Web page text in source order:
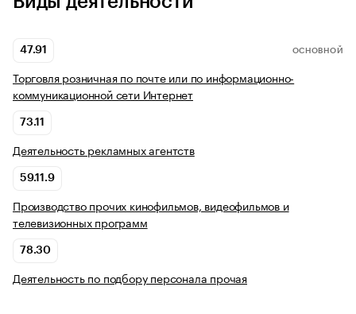
47.91 ОСНОВНОЙ
Торговля розничная по почте или по информационно-
коммуникационной сети Интернет
73.11
Деятельность рекламных агентств
59.11.9
Производство прочих кинофильмов, видеофильмов и
телевизионных программ
78.30
Деятельность по подбору персонала прочая